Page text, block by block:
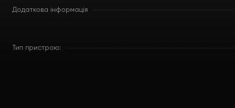
Додаткова інформація
Тип пристрою: